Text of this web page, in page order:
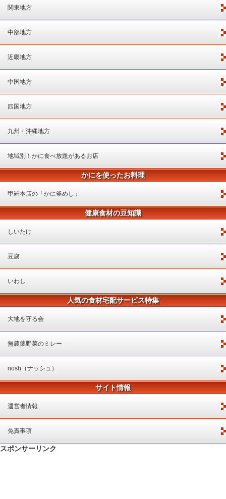
関東地方
中部地方
近畿地方
中国地方
四国地方
九州・沖縄地方
地域別！かに食べ放題があるお店
かにを使ったお料理
甲羅本店の「かに釜めし」
健康食材の豆知識
しいたけ
豆腐
いわし
人気の食材宅配サービス特集
大地を守る会
無農薬野菜のミレー
nosh（ナッシュ）
サイト情報
運営者情報
免責事項
スポンサーリンク